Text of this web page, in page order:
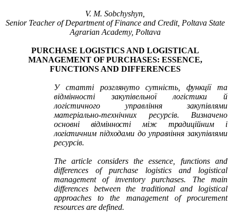
V. M. Sobchyshyn,
Senior Teacherof Departmentof Finance and Credit, Poltava State
Agrarian Academy, Poltava
PURCHASE LOGISTICS AND LOGISTICAL
MANAGEMENT OF PURCHASES: ESSENCE,
FUNCTIONS AND DIFFERENCES
У статті розглянуто сутність, функції та
відмінності закупівельної логістики й
логістичного управління закупівлями
матеріально-технічних ресурсів. Визначено
основнівідмінності між традиційним і
логістичним підходами доуправління закупівлями
ресурсів.
The article considers theessence, functions and
differences of purchase logistics and logistical
management
of inventory purchases. The main
differences between the traditional and logistical
approaches to the management of procurement
resources are defined.